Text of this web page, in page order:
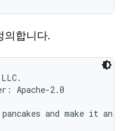
의합니다.
Apache-2.0
and make it an